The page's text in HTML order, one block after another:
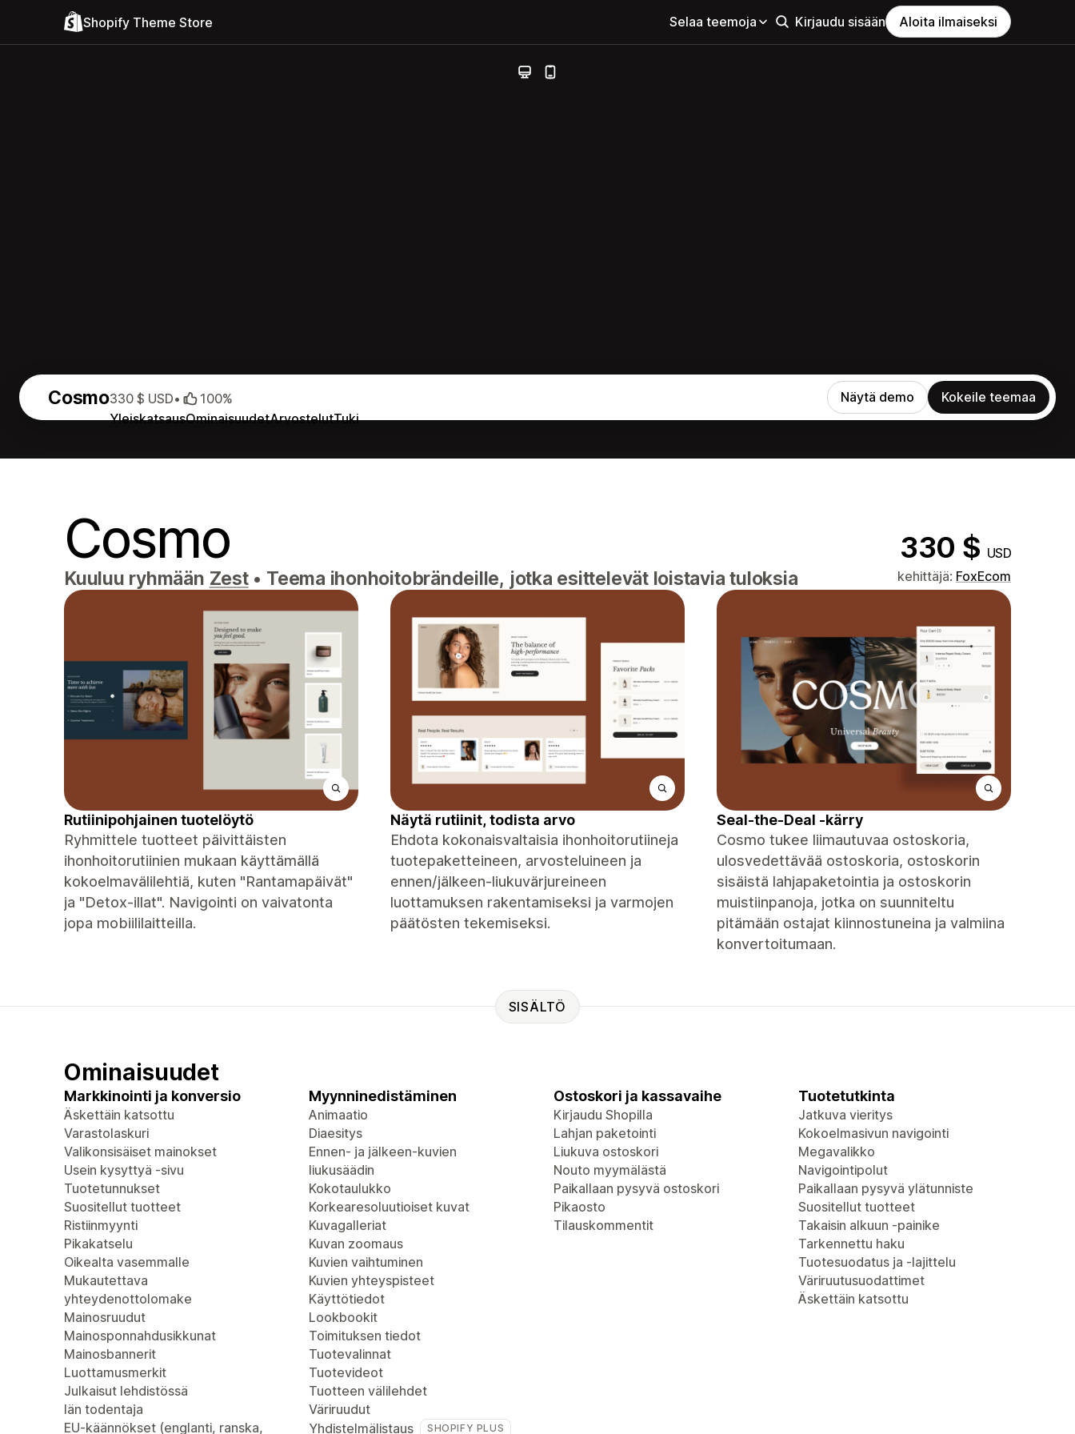
Shopify Theme Store Selaa teemoja Kirjaudu sisään Aloita ilmaiseksi
Cosmo
YleiskatsausOminaisuudetArvostelutTuki
330 $ USD• 100% Näytä demo Kokeile teemaa
Cosmo 330 $ USD
Kuuluu ryhmään Zest • Teema ihonhoitobrändeille, jotka esittelevät loistavia tuloksia kehittäjä: FoxEcom
Rutiinipohjainen tuotelöytö
Ryhmittele tuotteet päivittäisten
ihonhoitorutiinien mukaan käyttämällä
kokoelmavälilehtiä, kuten "Rantamapäivät"
ja "Detox-illat". Navigointi on vaivatonta
jopa mobiililaitteilla.
Näytä rutiinit, todista arvo
Ehdota kokonaisvaltaisia ​​ihonhoitorutiineja
tuotepaketteineen, arvosteluineen ja
ennen/jälkeen-liukuvärjureineen
luottamuksen rakentamiseksi ja varmojen
päätösten tekemiseksi.
Seal-the-Deal -kärry
Cosmo tukee liimautuvaa ostoskoria,
ulosvedettävää ostoskoria, ostoskorin
sisäistä lahjapaketointia ja ostoskorin
muistiinpanoja, jotka on suunniteltu
pitämään ostajat kiinnostuneina ja valmiina
konvertoitumaan.
SISÄLTÖ
Ominaisuudet
Markkinointi ja konversio
Äskettäin katsottu
Varastolaskuri
Valikonsisäiset mainokset
Usein kysyttyä -sivu
Tuotetunnukset
Suositellut tuotteet
Ristiinmyynti
Pikakatselu
Oikealta vasemmalle
Mukautettava
yhteydenottolomake
Mainosruudut
Mainosponnahdusikkunat
Mainosbannerit
Luottamusmerkit
Julkaisut lehdistössä
Iän todentaja
EU-käännökset (englanti, ranska,
Myynninedistäminen
Animaatio
Diaesitys
Ennen- ja jälkeen-kuvien
liukusäädin
Kokotaulukko
Korkearesoluutioiset kuvat
Kuvagalleriat
Kuvan zoomaus
Kuvien vaihtuminen
Kuvien yhteyspisteet
Käyttötiedot
Lookbookit
Toimituksen tiedot
Tuotevalinnat
Tuotevideot
Tuotteen välilehdet
Väriruudut
Yhdistelmälistaus
SHOPIFY PLUS
Ostoskori ja kassavaihe
Kirjaudu Shopilla
Lahjan paketointi
Liukuva ostoskori
Nouto myymälästä
Paikallaan pysyvä ostoskori
Pikaosto
Tilauskommentit
Tuotetutkinta
Jatkuva vieritys
Kokoelmasivun navigointi
Megavalikko
Navigointipolut
Paikallaan pysyvä ylätunniste
Suositellut tuotteet
Takaisin alkuun -painike
Tarkennettu haku
Tuotesuodatus ja -lajittelu
Väriruutusuodattimet
Äskettäin katsottu